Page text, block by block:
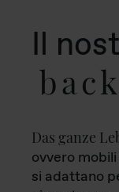
Il
Das ganze
ovvero
si adattano